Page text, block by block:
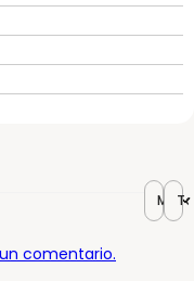
comentario.
Más